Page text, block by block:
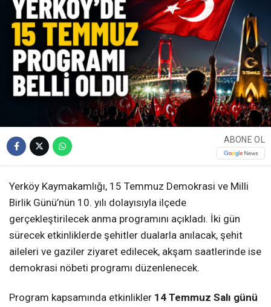
ABONE OL
Yerköy Kaymakamlığı, 15 Temmuz Demokrasi ve Milli
Birlik Günü’nün 10. yılı dolayısıyla ilçede
gerçekleştirilecek anma programını açıkladı. İki gün
sürecek etkinliklerde şehitler dualarla anılacak, şehit
aileleri ve gaziler ziyaret edilecek, akşam saatlerinde ise
demokrasi nöbeti programı düzenlenecek.
Program kapsamında etkinlikler 14 Temmuz Salı günü